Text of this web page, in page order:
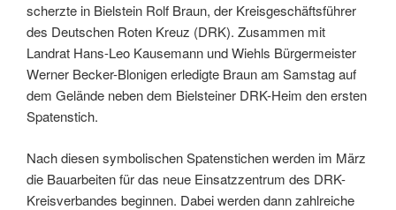
scherzte in Bielstein Rolf Braun, der Kreisgeschäftsführer
des Deutschen Roten Kreuz (DRK). Zusammen mit
Landrat Hans-Leo Kausemann und Wiehls Bürgermeister
Werner Becker-Blonigen erledigte Braun am Samstag auf
dem Gelände neben dem Bielsteiner DRK-Heim den ersten
Spatenstich.
Nach diesen symbolischen Spatenstichen werden im März
die Bauarbeiten für das neue Einsatzzentrum des DRK-
Kreisverbandes beginnen. Dabei werden dann zahlreiche